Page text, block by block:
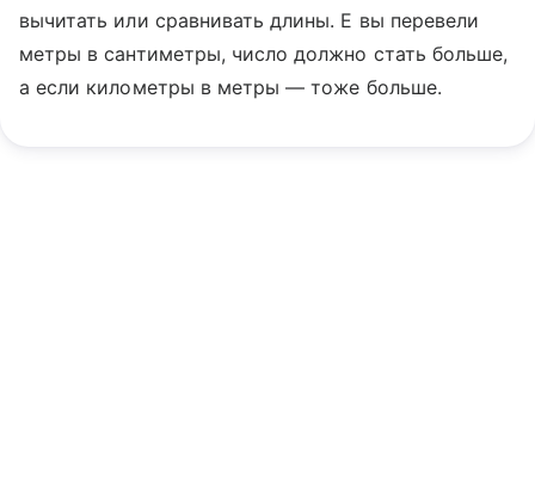
вычитать или сравнивать длины. Е вы перевели
метры в сантиметры, число должно стать больше,
а если километры в метры — тоже больше.